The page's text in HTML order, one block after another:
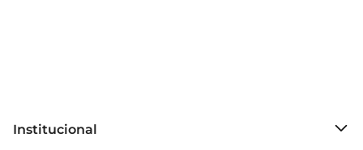
produto uma alternativa acessível para pessoas
Institucional